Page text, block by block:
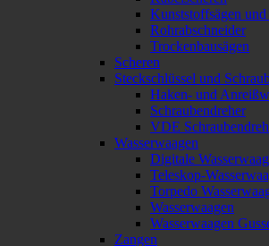
Kunststoffsägen
Rohrabschneider
Trockenbausägen
Scheren
Steckschlüssel und
Haken- und
Schraubendreher
VDE
Wasserwaagen
Digitale
Teleskop-
Torpedo
Wasserwaagen
Wasserwaagen
Zangen